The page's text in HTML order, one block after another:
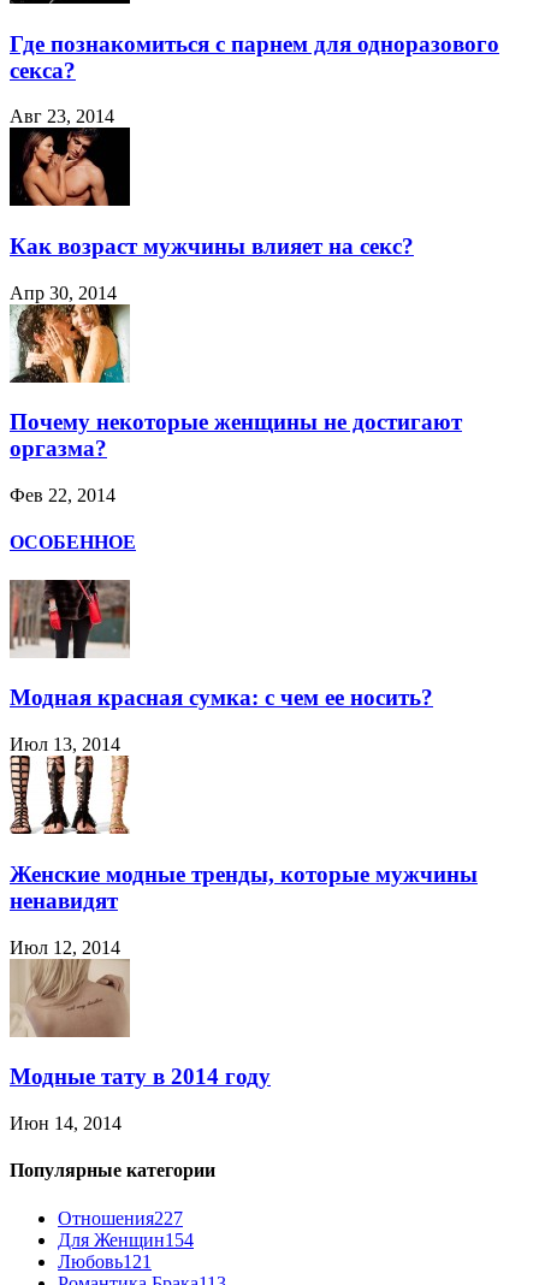
Где познакомиться с парнем для одноразового
секса?
Авг 23, 2014
Как возраст мужчины влияет на секс?
Апр 30, 2014
Почему некоторые женщины не достигают
оргазма?
Фев 22, 2014
ОСОБЕННОЕ
Модная красная сумка: с чем ее носить?
Июл 13, 2014
Женские модные тренды, которые мужчины
ненавидят
Июл 12, 2014
Модные тату в 2014 году
Июн 14, 2014
Популярные категории
Отношения227
Для Женщин154
Любовь121